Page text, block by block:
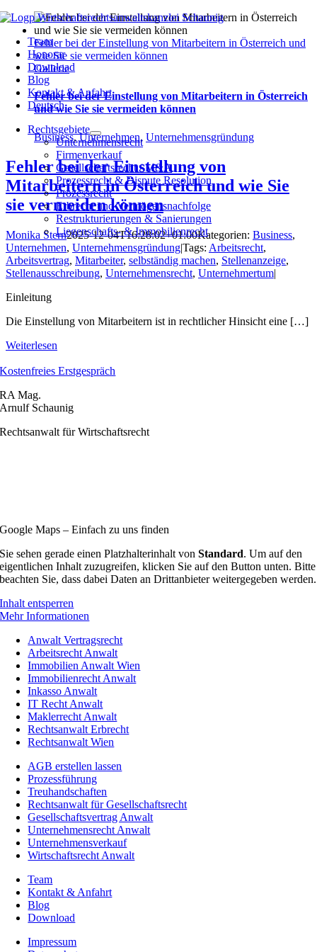
Zum
Inhalt
springen
Team
Honorar
Download
Blog
Kontakt & Anfahrt
Deutsch
Rechtsgebiete
Unternehmensrecht
Firmenverkauf
Gesellschaftsrecht / M&A
Prozessrecht & Dispute Resolution
Prozessrecht
Erbrecht und Vermögensnachfolge
Restrukturierungen & Sanierungen
Liegenschafts- & Immobilienrecht
Fehler bei der Einstellung von Mitarbeitern in Österreich und
wie Sie sie vermeiden können
Gallerie
Fehler bei der Einstellung von Mitarbeitern in Österreich
und wie Sie sie vermeiden können
Business,Unternehmen, Unternehmensgründung
Fehler bei der Einstellung von
Mitarbeitern in Österreich und wie Sie
sie vermeiden können
Monika Stern2025-12-04T16:28:02+01:00Kategorien: Business,
Unternehmen, Unternehmensgründung|Tags: Arbeitsrecht,
Arbeitsvertrag, Mitarbeiter, selbständig machen, Stellenanzeige,
Stellenausschreibung, Unternehmensrecht, Unternehmertum|
Einleitung
Die Einstellung von Mitarbeitern ist in rechtlicher Hinsicht eine […]
Weiterlesen
Kostenfreies Erstgespräch
RA Mag.
Arnulf Schaunig
Rechtsanwalt für Wirtschaftsrecht
Google Maps – Einfach zu uns finden
Sie sehen gerade einen Platzhalterinhalt vonStandard. Um auf den
eigentlichen Inhalt zuzugreifen, klicken Sie auf den Button unten. Bitte
beachten Sie, dass dabei Daten an Drittanbieter weitergegeben werden.
Inhalt entsperren
Mehr Informationen
Anwalt Vertragsrecht
Arbeitsrecht Anwalt
Immobilien Anwalt Wien
Immobilienrecht Anwalt
Inkasso Anwalt
IT Recht Anwalt
Maklerrecht Anwalt
Rechtsanwalt Erbrecht
Rechtsanwalt Wien
AGB erstellen lassen
Prozessführung
Treuhandschaften
Rechtsanwalt für Gesellschaftsrecht
Gesellschaftsvertrag Anwalt
Unternehmensrecht Anwalt
Unternehmensverkauf
Wirtschaftsrecht Anwalt
Team
Kontakt & Anfahrt
Blog
Download
Impressum